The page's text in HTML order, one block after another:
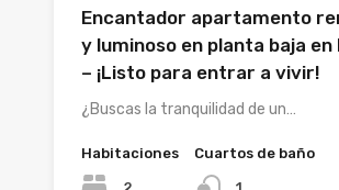
Encantador apartamento
y luminoso en planta baja en
– ¡Listo para entrar a vivir!
¿Buscas la tranquilidad de un…
Habitaciones Cuartos de baño